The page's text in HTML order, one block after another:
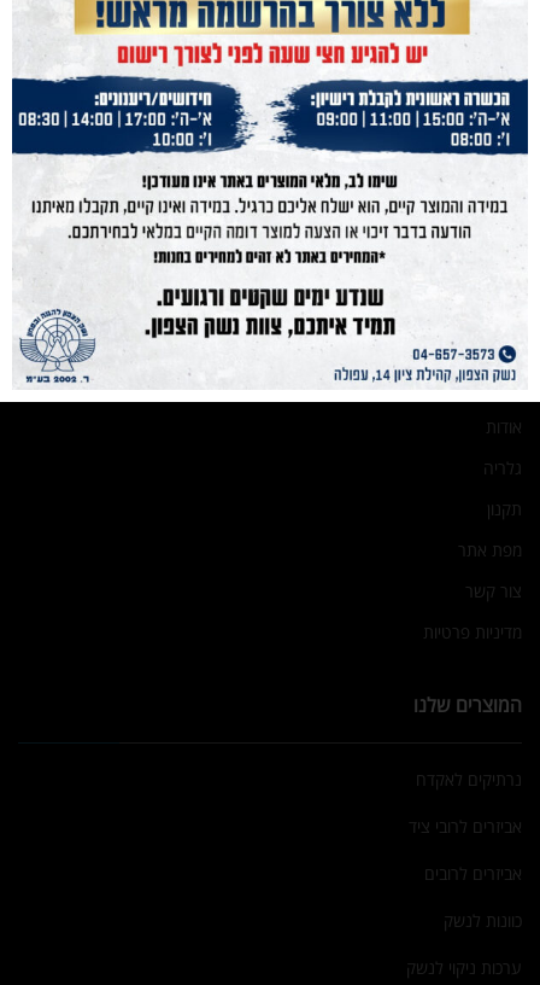
נייוט מהיר
נשק הצפון
נשקים
חנות מוצרים
תחמושת
הכשרות
מועדון קליעה
בלוג
אודות
גלריה
תקנון
מפת אתר
צור קשר
מדיניות פרטיות
המוצרים שלנו
נרתיקים לאקדח
אביזרים לרובי ציד
אביזרים לרובים
כוונות לנשק
ערכות ניקוי לנשק